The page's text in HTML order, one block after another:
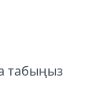
табыңыз